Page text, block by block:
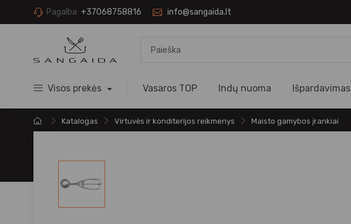
Pagalba +37068758816 info@sangaida.lt
Visos prekės Vasaros TOP Indų nuoma Išpardavimas
Katalogas Virtuvės ir konditerijos reikmenys Maisto gamybos įrankiai